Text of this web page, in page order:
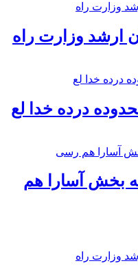
ارشد وزارت راه
درده خدا لع
بخش آسارا هم